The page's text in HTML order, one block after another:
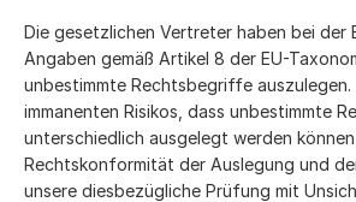
Die gesetzlichen Vertreter haben bei der
Angaben gemäß Artikel 8 der EU-
unbestimmte Rechtsbegriffe
immanenten Risikos, dass unbestimmte
unterschiedlich ausgelegt werden
Rechtskonformität der Auslegung und
unsere diesbezügliche Prüfung mit